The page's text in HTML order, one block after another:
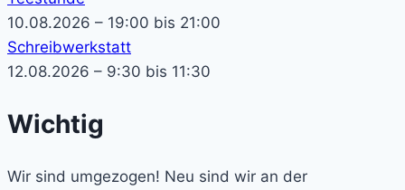
10.08.2026 – 19:00 bis 21:00
Schreibwerkstatt
12.08.2026 – 9:30 bis 11:30
Wichtig
Wir sind umgezogen! Neu sind wir an der